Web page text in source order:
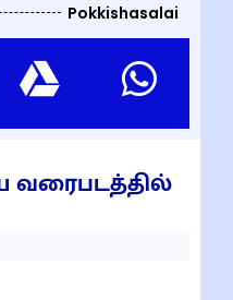
Pokkishasalai
வரைபடத்தில்